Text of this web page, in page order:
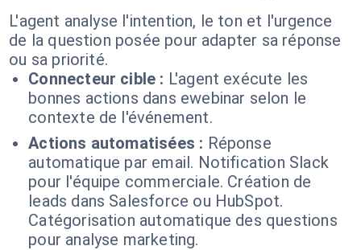
L'agent analyse l'intention, le ton et l'urgence
de la question posée pour adapter sa réponse
ou sa priorité.
Connecteur cible : L'agent exécute les
bonnes actions dans ewebinar selon le
contexte de l'événement.
Actions automatisées : Réponse
automatique par email. Notification Slack
pour l'équipe commerciale. Création de
leads dans Salesforce ou HubSpot.
Catégorisation automatique des questions
pour analyse marketing.